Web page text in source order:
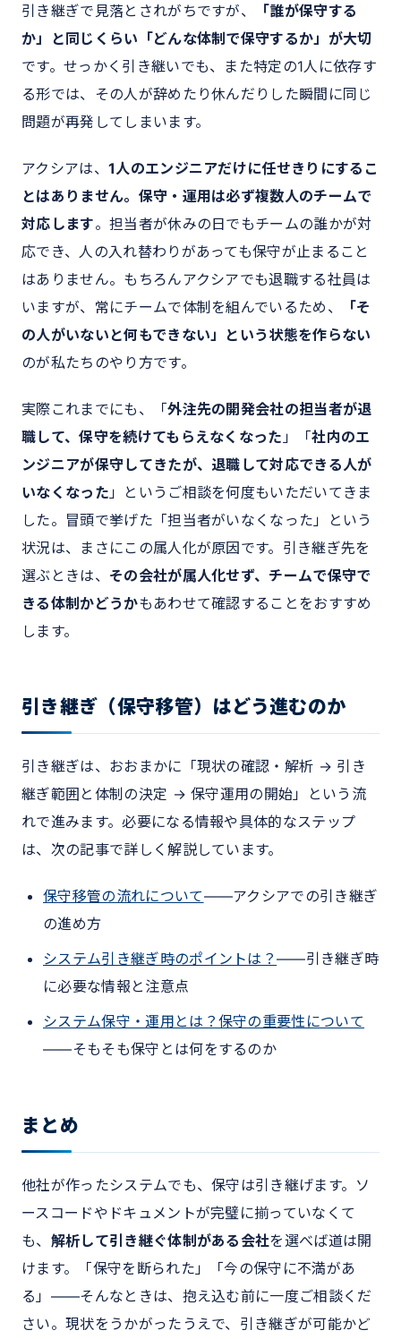
引き継ぎで見落とされがちですが、
「誰が保守する
か」と同じくらい「どんな体制で保守するか」が大切
です。せっかく引き継いでも、また特定の1人に依存す
る形では、その人が辞めたり休んだりした瞬間に同じ
問題が再発してしまいます。
アクシアは、 1人のエンジニアだけに任せきりにするこ
とはありません。保守・運用は必ず複数人のチームで
対応します。担当者が休みの日でもチームの誰かが対
応でき、人の入れ替わりがあっても保守が止まること
はありません。もちろんアクシアでも退職する社員は
いますが、常にチームで体制を組んでいるため、
「そ
の人がいないと何もできない」という状態を作らない
のが私たちのやり方です。
実際これまでにも、「外注先の開発会社の担当者が退
職して、保守を続けてもらえなくなった 」「社内のエ
ンジニアが保守してきたが、退職して対応できる人が
いなくなった 」というご相談を何度もいただいてきま
した。冒頭で挙げた「担当者がいなくなった」という
状況は、まさにこの属人化が原因です。引き継ぎ先を
選ぶときは、 その会社が属人化せず、チームで保守で
きる体制かどうかもあわせて確認することをおすすめ
します。
引き継ぎ（保守移管）はどう進むのか
引き継ぎは、おおまかに「現状の確認・解析 → 引き
継ぎ範囲と体制の決定 → 保守運用の開始」という流
れで進みます。必要になる情報や具体的なステップ
は、次の記事で詳しく解説しています。
保守移管の流れについて――アクシアでの引き継ぎ
の進め方
システム引き継ぎ時のポイントは？――引き継ぎ時
に必要な情報と注意点
システム保守・運用とは？保守の重要性について
――そもそも保守とは何をするのか
まとめ
他社が作ったシステムでも、保守は引き継げます。ソ
ースコードやドキュメントが完璧に揃っていなくて
も、 解析して引き継ぐ体制がある会社を選べば道は開
けます。「保守を断られた」「今の保守に不満があ
る」――そんなときは、抱え込む前に一度ご相談くだ
さい。現状をうかがったうえで、引き継ぎが可能かど